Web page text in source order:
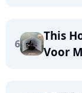
6
This
Voor